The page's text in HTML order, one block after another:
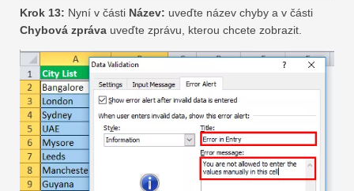
Krok 13: Nyní v části Název: uveďte název chyby a v části
Chybová zpráva uveďte zprávu, kterou chcete zobrazit.